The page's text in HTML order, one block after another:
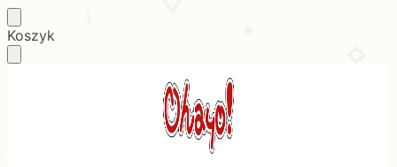
Skip
to
Skip
to
Koszyk